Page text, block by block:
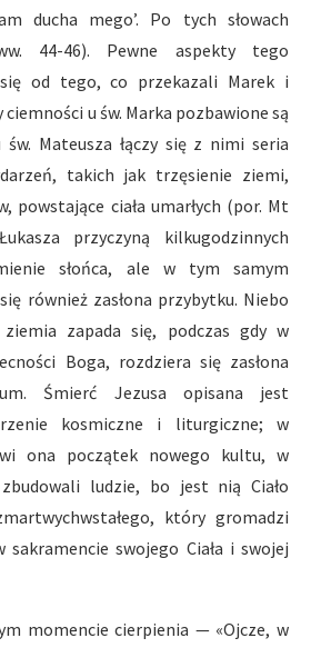
ducha mego’. Po tych słowach
44-46). Pewne aspekty tego
od tego, co przekazali Marek i
u św. Marka pozbawione są
Mateusza łączy się z nimi seria
takich jak trzęsienie ziemi,
powstające ciała umarłych (por. Mt
przyczyną kilkugodzinnych
słońca, ale w tym samym
również zasłona przybytku. Niebo
zapada się, podczas gdy w
Boga, rozdziera się zasłona
Śmierć Jezusa opisana jest
kosmiczne i liturgiczne; w
ona początek nowego kultu, w
ludzie, bo jest nią Ciało
który gromadzi
swojego Ciała i swojej
momencie cierpienia — «Ojcze, w